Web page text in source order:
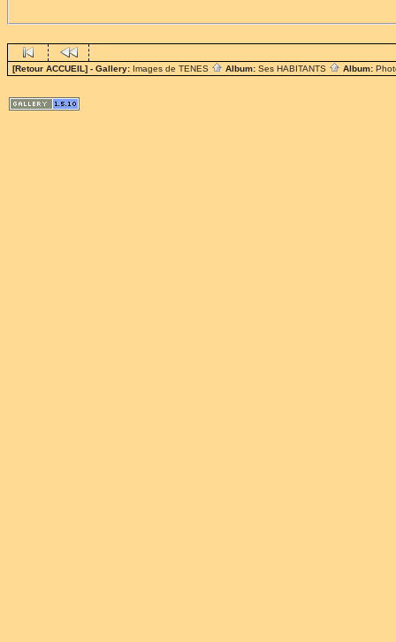
[Retour ACCUEIL] - Gallery: Images de TENES Album: Ses HABITANTS Album: